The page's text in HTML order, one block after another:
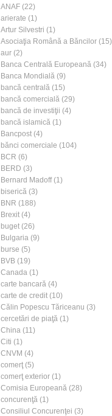
ANAF (22)
arierate (1)
Artur Silvestri (1)
Asociaţia Română a Băncilor (15)
aur (2)
Banca Centrală Europeană (34)
Banca Mondială (9)
bancă centrală (15)
bancă comercială (29)
bancă de investiţii (4)
bancă islamică (1)
Bancpost (4)
bănci comerciale (104)
BCR (6)
BERD (3)
Bernard Madoff(1)
biserică (3)
BNR (188)
Brexit (4)
buget (26)
Bulgaria (9)
burse (5)
BVB (19)
Canada (1)
carte bancară (4)
carte de credit (10)
Călin Popescu Tăriceanu (3)
cercetări de piaţă (1)
China (11)
Citi (1)
CNVM (4)
comerţ (5)
comerţ exterior (1)
Comisia Europeană (28)
concurenţă (1)
Consiliul Concurenţei (3)